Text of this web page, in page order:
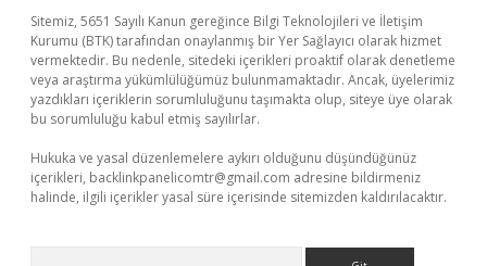
Sitemiz, 5651 Sayılı Kanun gereğince Bilgi Teknolojileri ve İletişim
Kurumu (BTK) tarafından onaylanmış bir Yer Sağlayıcı olarak hizmet
vermektedir. Bu nedenle, sitedeki içerikleri proaktif olarak denetleme
veya araştırma yükümlülüğümüz bulunmamaktadır. Ancak, üyelerimiz
yazdıkları içeriklerin sorumluluğunu taşımakta olup, siteye üye olarak
bu sorumluluğu kabul etmiş sayılırlar.
Hukuka ve yasal düzenlemelere aykırı olduğunu düşündüğünüz
içerikleri, backlinkpanelicomtr@gmail.com adresine bildirmeniz
halinde, ilgili içerikler yasal süre içerisinde sitemizden kaldırılacaktır.